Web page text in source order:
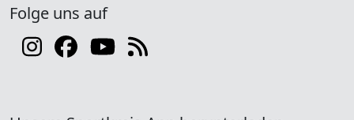
Folge uns auf